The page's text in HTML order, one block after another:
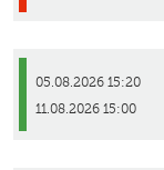
05.08.2026 15:20
11.08.2026 15:00